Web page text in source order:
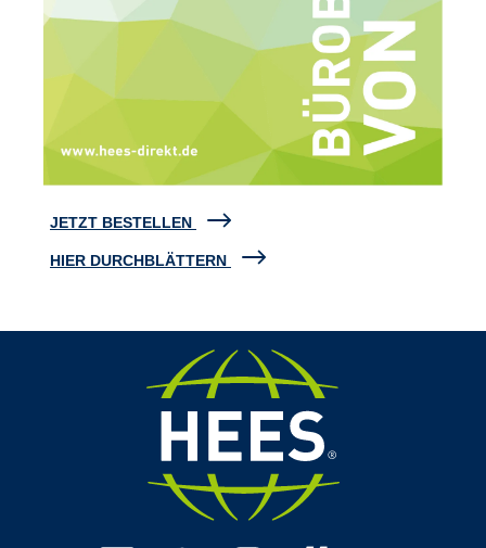
JETZT BESTELLEN
HIER DURCHBLÄTTERN